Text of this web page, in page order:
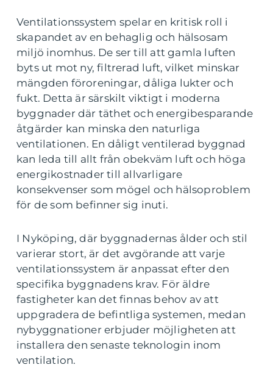
Ventilationssystem spelar en kritisk roll i
skapandet av en behaglig och hälsosam
miljö inomhus. De ser till att gamla luften
byts ut mot ny, filtrerad luft, vilket minskar
mängden föroreningar, dåliga lukter och
fukt. Detta är särskilt viktigt i moderna
byggnader där täthet och energibesparande
åtgärder kan minska den naturliga
ventilationen. En dåligt ventilerad byggnad
kan leda till allt från obekväm luft och höga
energikostnader till allvarligare
konsekvenser som mögel och hälsoproblem
för de som befinner sig inuti.
I Nyköping, där byggnadernas ålder och stil
varierar stort, är det avgörande att varje
ventilationssystem är anpassat efter den
specifika byggnadens krav. För äldre
fastigheter kan det finnas behov av att
uppgradera de befintliga systemen, medan
nybyggnationer erbjuder möjligheten att
installera den senaste teknologin inom
ventilation.